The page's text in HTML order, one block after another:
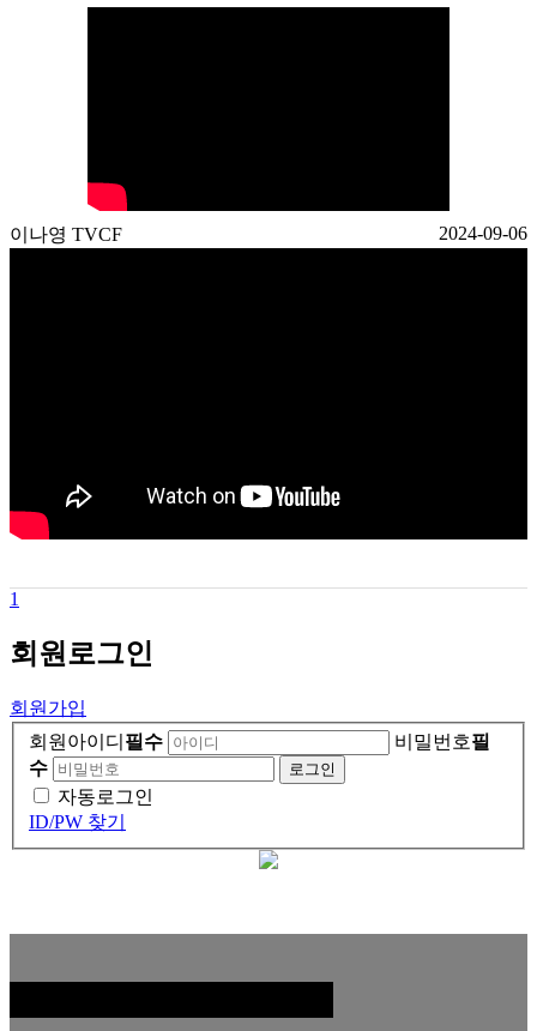
이나영 TVCF 2024-09-06
1
회원 로그인
회원가입
회원아이디 필수 비밀번호필
수
자동로그인
ID/PW 찾기